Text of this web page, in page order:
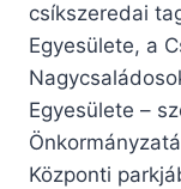
csíkszeredai
Egyesülete, a
Egyesülete –
Központi